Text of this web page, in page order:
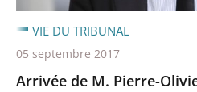
Arrivée de M. Pierre-
VIE DU TRIBUNAL
05 septembre 2017